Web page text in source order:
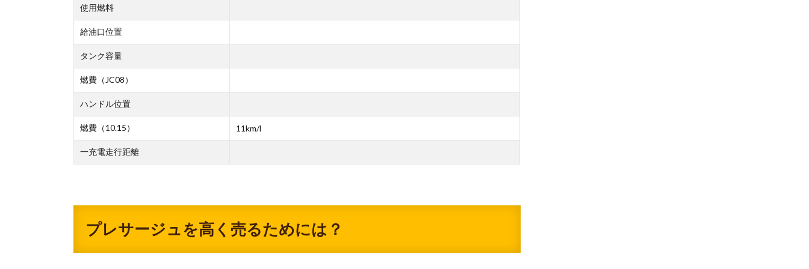
使用燃料
給油口位置
タンク容量
燃費（JC08）
ハンドル位置
燃費（10.15） 11km/l
一充電走行距離
プレサージュを高く売るためには？